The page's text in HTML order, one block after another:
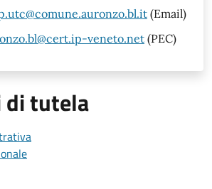
(Email)
veneto.net (PEC)
tutela